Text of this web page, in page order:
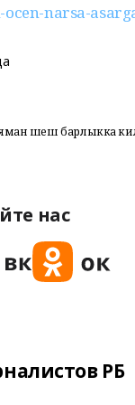
narsa-
шеш барлыкка
нас
РБ